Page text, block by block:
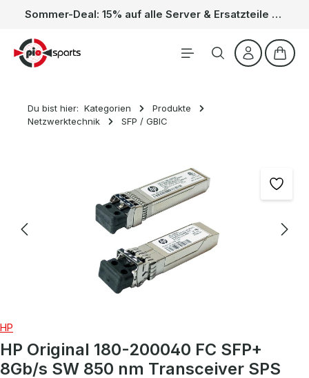
Zum Hauptinhalt springen Sommer-Deal: 15% auf alle Server & Ersatzteile – Kein Code nötig, der Rabatt wird automatisch im Warenkorb abgezogen. Gültig vom 01.06. bis 31.08.
Du bist hier: Kategorien
Produkte
Netzwerktechnik
SFP / GBIC
HP
HP Original 180-200040 FC SFP+
8Gb/s SW 850 nm Transceiver SPS